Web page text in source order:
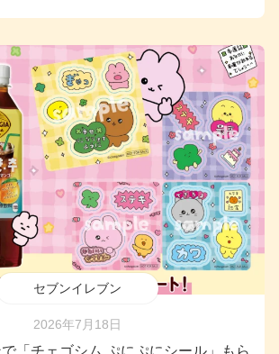
セブンイレブン
2026年7月18日